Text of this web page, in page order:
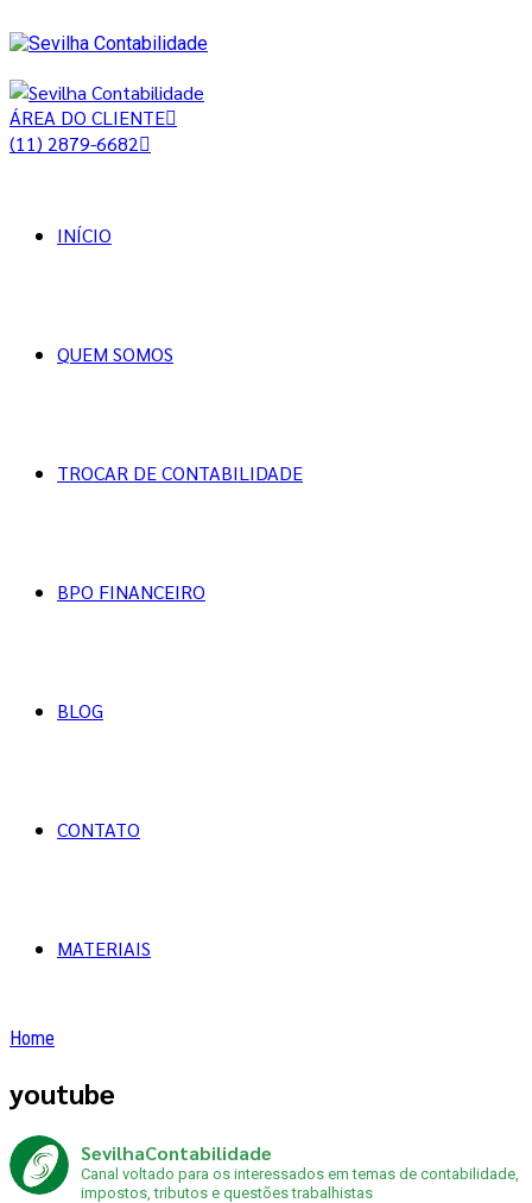
ÁREA DO CLIENTE
(11) 2879-6682
INÍCIO
QUEM SOMOS
TROCAR DE CONTABILIDADE
BPO FINANCEIRO
BLOG
CONTATO
MATERIAIS
Home
youtube
SevilhaContabilidade
Canal voltado para os interessados em temas de contabilidade,
impostos, tributos e questões trabalhistas